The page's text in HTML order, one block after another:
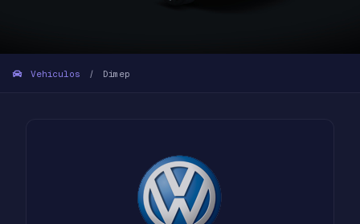
Vehículos / Dimep